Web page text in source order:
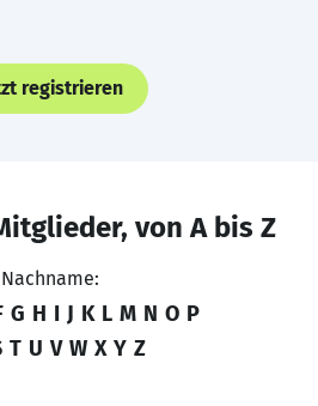
registrieren
von A bis Z
Nachname:
G H I J K L M N O P
T U V W X Y Z